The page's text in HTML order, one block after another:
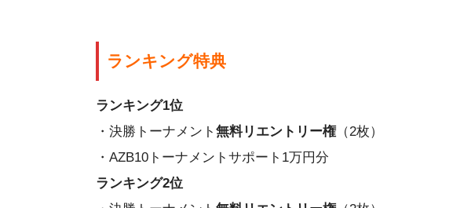
ランキング特典
ランキング1位
・決勝トーナメント 無料リエントリー権（2枚）
・AZB10トーナメントサポート1万円分
ランキング2位